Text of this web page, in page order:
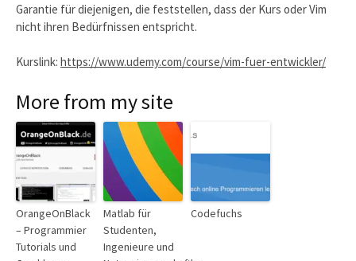
Garantie für diejenigen, die feststellen, dass der Kurs oder Vim
nicht ihren Bedürfnissen entspricht.
Kurslink: https://www.udemy.com/course/vim-fuer-entwickler/
More from my site
OrangeOnBlack
– Programmier
Tutorials und
Matlab für
Studenten,
Ingenieure und
Codefuchs